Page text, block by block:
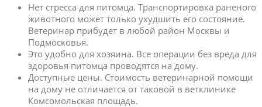
Нет стресса для питомца. Транспортировка раненого
животного может только ухудшить его состояние.
Ветеринар прибудет в любой район Москвы и
Подмосковья.
Это удобно для хозяина. Все операции без вреда для
здоровья питомца проводятся на дому.
Доступные цены. Стоимость ветеринарной помощи
на дому не отличается от таковой в ветклинике
Комсомольская площадь.